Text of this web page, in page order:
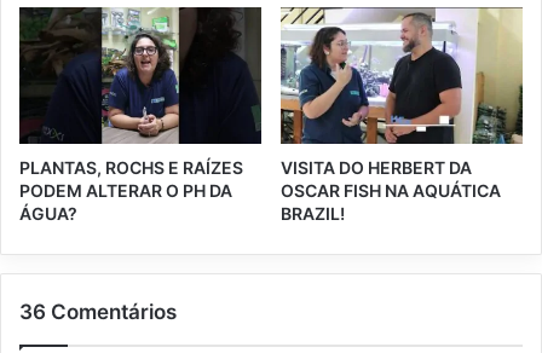
PLANTAS, ROCHS E RAÍZES
PODEM ALTERAR O PH DA
ÁGUA?
VISITA DO HERBERT DA
OSCAR FISH NA AQUÁTICA
BRAZIL!
36 Comentários